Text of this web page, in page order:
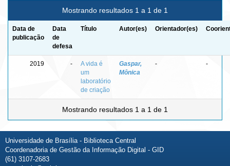
Mostrando resultados 1 a 1 de 1
Data de
publicação
Data
de
defesa
Título Autor(es) Orientador(es)
2019 -
A vida é
um
laboratório
de criação
Gaspar,
Mônica
- -
Mostrando resultados 1 a 1 de 1
Universidade de Brasília - Biblioteca Central
Coordenadoria de Gestão da Informação Digital - GID
(61) 3107-2683